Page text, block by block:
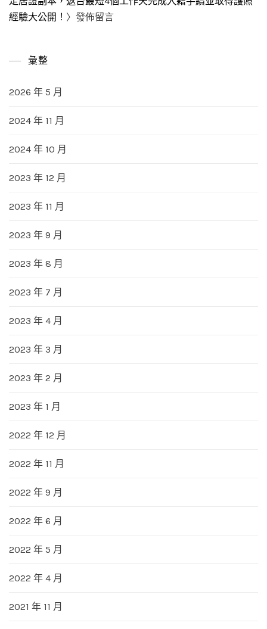
經驗大公開！ 〉發佈留言
彙整
2026 年 5 月
2024 年 11 月
2024 年 10 月
2023 年 12 月
2023 年 11 月
2023 年 9 月
2023 年 8 月
2023 年 7 月
2023 年 4 月
2023 年 3 月
2023 年 2 月
2023 年 1 月
2022 年 12 月
2022 年 11 月
2022 年 9 月
2022 年 6 月
2022 年 5 月
2022 年 4 月
2021 年 11 月